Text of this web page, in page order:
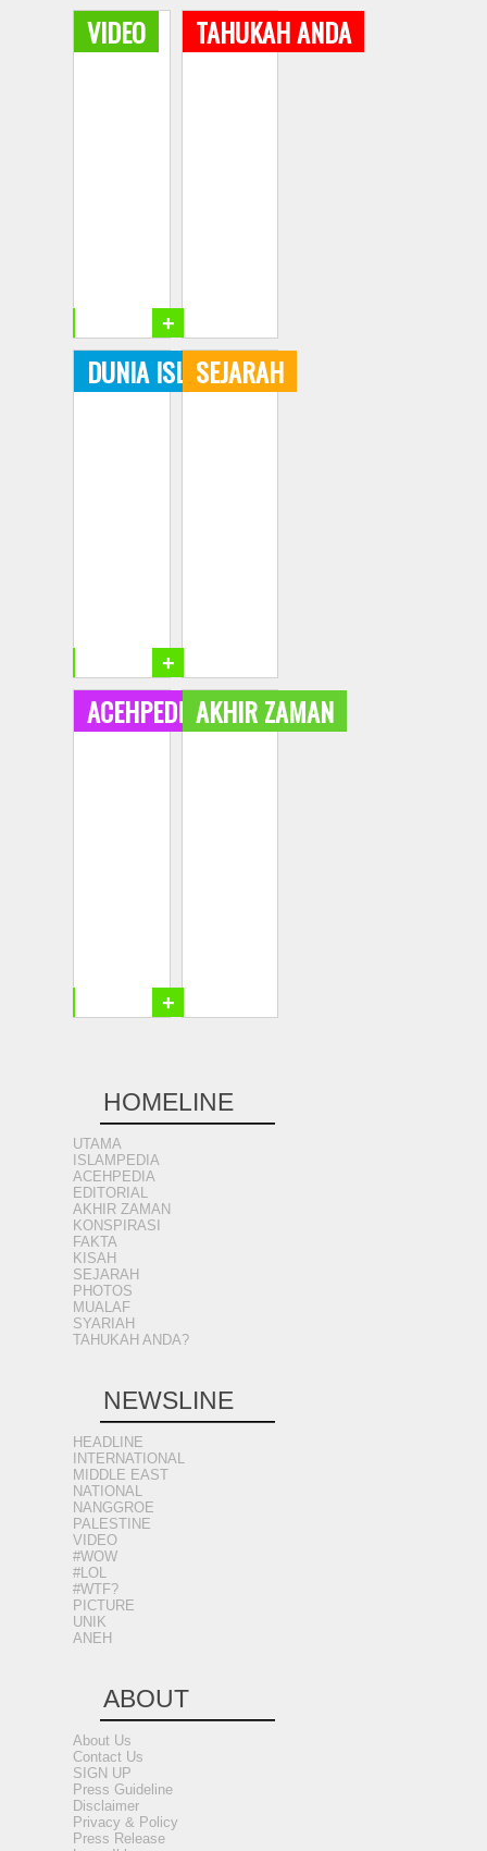
VIDEO TAHUKAH ANDA
+
DUNIA ISLAMSEJARAH
+
ACEHPEDIAAKHIR ZAMAN
+
HOMELINE
UTAMA
ISLAMPEDIA
ACEHPEDIA
EDITORIAL
AKHIR ZAMAN
KONSPIRASI
FAKTA
KISAH
SEJARAH
PHOTOS
MUALAF
SYARIAH
TAHUKAH ANDA?
NEWSLINE
HEADLINE
INTERNATIONAL
MIDDLE EAST
NATIONAL
NANGGROE
PALESTINE
VIDEO
#WOW
#LOL
#WTF?
PICTURE
UNIK
ANEH
ABOUT
About Us
Contact Us
SIGN UP
Press Guideline
Disclaimer
Privacy & Policy
Press Release